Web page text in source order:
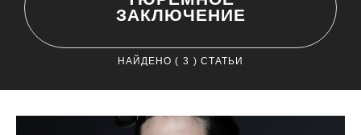
ЗАКЛЮЧЕНИЕ
НАЙДЕНО ( 3 ) СТАТЬИ